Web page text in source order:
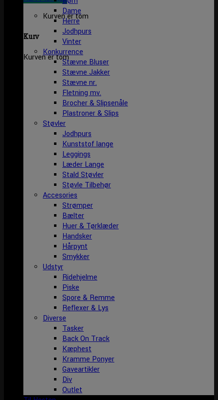
Kurven er tom
Kurv
Kurven er tom
Dame
Herre
Jodhpurs
Vinter
Konkurrence
Stævne Bluser
Stævne Jakker
Stævne nr.
Fletning mv.
Brocher & Slipsenåle
Plastroner & Slips
Støvler
Jodhpurs
Kunststof lange
Leggings
Læder Lange
Stald Støvler
Støvle Tilbehør
Accesories
Strømper
Bælter
Huer & Tørklæder
Handsker
Hårpynt
Smykker
Udstyr
Ridehjelme
Piske
Spore & Remme
Reflexer & Lys
Diverse
Tasker
Back On Track
Kæphest
Kramme Ponyer
Gaveartikler
Div
Outlet